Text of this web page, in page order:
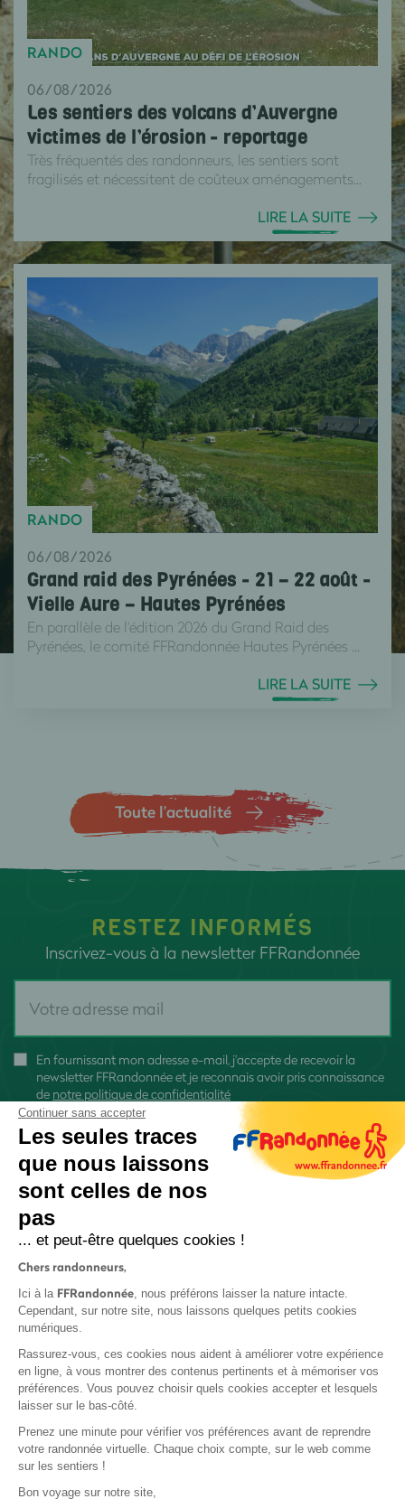
RANDO
06/08/2026
Les sentiers des volcans d’Auvergne
victimes de l’érosion - reportage
Très fréquentés des randonneurs, les sentiers sont
fragilisés et nécessitent de coûteux aménagements...
LIRE LA SUITE
RANDO
06/08/2026
Grand raid des Pyrénées - 21 – 22 août -
Vielle Aure – Hautes Pyrénées
En parallèle de l'édition 2026 du Grand Raid des
Pyrénées, le comité FFRandonnée Hautes Pyrénées ...
LIRE LA SUITE
Toute l’actualité
RESTEZ INFORMÉS
Inscrivez-vous à la newsletter FFRandonnée
En fournissant mon adresse e-mail, j'accepte de recevoir la
newsletter FFRandonnée et je reconnais avoir pris connaissance
de notre politique de confidentialité
Protection des données
Politique de confidentialité
Continuer sans accepter
Les seules traces
que nous laissons
sont celles de nos
pas
... et peut-être quelques cookies !
Chers randonneurs,
Ici à la FFRandonnée, nous préférons laisser la nature intacte.
Cependant, sur notre site, nous laissons quelques petits cookies
numériques.
Rassurez-vous, ces cookies nous aident à améliorer votre expérience
en ligne, à vous montrer des contenus pertinents et à mémoriser vos
préférences. Vous pouvez choisir quels cookies accepter et lesquels
laisser sur le bas-côté.
Prenez une minute pour vérifier vos préférences avant de reprendre
votre randonnée virtuelle. Chaque choix compte, sur le web comme
sur les sentiers !
Bon voyage sur notre site,